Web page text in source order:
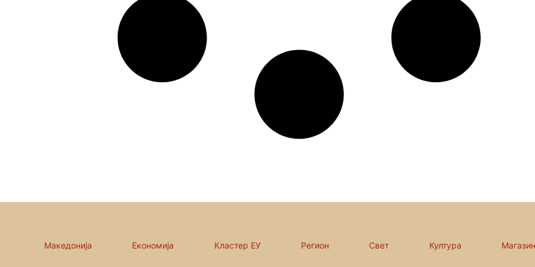
Македонија Економија Кластер ЕУ Регион Свет Култура Магазин